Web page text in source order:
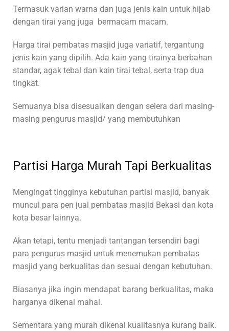
Termasuk varian warna dan juga jenis kain untuk hijab
dengan tirai yang juga bermacam macam.
Harga tirai pembatas masjid juga variatif, tergantung
jenis kain yang dipilih. Ada kain yang tirainya berbahan
standar, agak tebal dan kain tirai tebal, serta trap dua
tingkat.
Semuanya bisa disesuaikan dengan selera dari masing-
masing pengurus masjid/ yang membutuhkan
Partisi Harga Murah Tapi Berkualitas
Mengingat tingginya kebutuhan partisi masjid, banyak
muncul para pen jual pembatas masjid Bekasi dan kota
kota besar lainnya.
Akan tetapi, tentu menjadi tantangan tersendiri bagi
para pengurus masjid untuk menemukan pembatas
masjid yang berkualitas dan sesuai dengan kebutuhan.
Biasanya jika ingin mendapat barang berkualitas, maka
harganya dikenal mahal.
Sementara yang murah dikenal kualitasnya kurang baik.